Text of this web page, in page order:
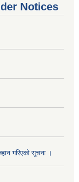
Notices
गरिएको सूचना ।